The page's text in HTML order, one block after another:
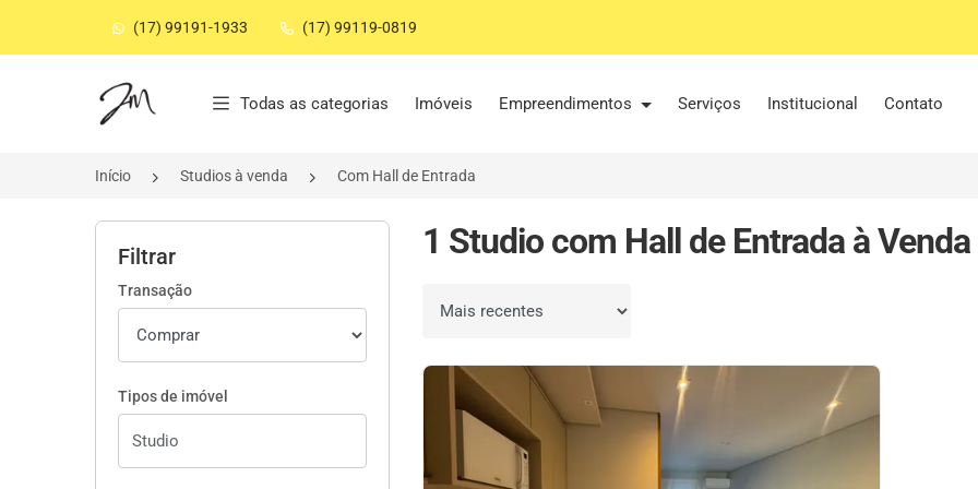
(17) 99191-1933 (17) 99119-0819
Página inicial
Todas as categorias Imóveis Empreendimentos Serviços Institucional Contato
Início Studios à venda Com Hall de Entrada
Filtrar
Transação
Tipos de imóvel
1 Studio com Hall de Entrada à Venda
Ordenar por